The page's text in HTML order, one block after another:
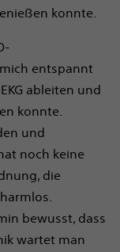
konnte.
entspannt
ableiten und
konnte.
und
noch keine
die
bewusst, dass
wartet man